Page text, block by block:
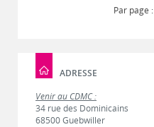
Par page :
ADRESSE
Venir au CDMC :
34 rue des Dominicains
68500 Guebwiller